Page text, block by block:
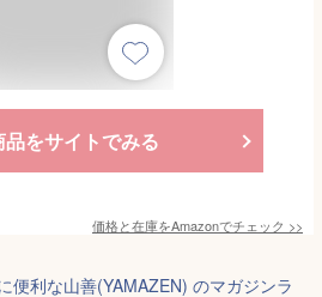
品をサイトでみる
価格と在庫をAmazonでチェック >>
便利な山善(YAMAZEN) のマガジンラ